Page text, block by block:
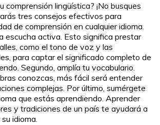
comprensión lingüística? ¡No busques
tres consejos efectivos para
de comprensión en cualquier idioma.
escucha activa. Esto significa prestar
como el tono de voz y las
para captar el significado completo de
Segundo, amplía tu vocabulario.
conozcas, más fácil será entender
complejas. Por último, sumérgete
que estás aprendiendo. Aprender
y tradiciones de un país te ayudará a
idioma.